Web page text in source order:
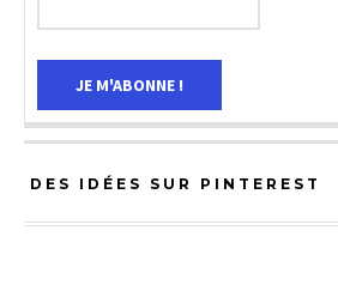
DES IDÉES SUR PINTEREST